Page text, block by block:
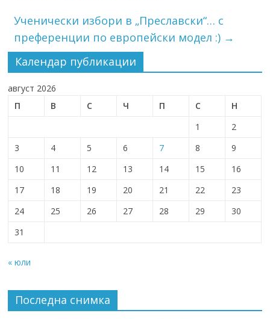
Ученически избори в „Преславски“… с
преференции по европейски модел :) →
Календар публикации
август 2026
П
В С Ч П С
Н
1
2
3
4 5 6 7 8
9
10
11 12 13 14 15
16
17
18 19 20 21 22
23
24
25 26 27 28 29
30
31
« юли
Последна снимка